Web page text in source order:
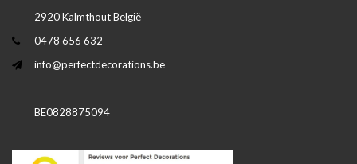
2920 Kalmthout België
0478 656 632
info@perfectdecorations.be
BE0828875094